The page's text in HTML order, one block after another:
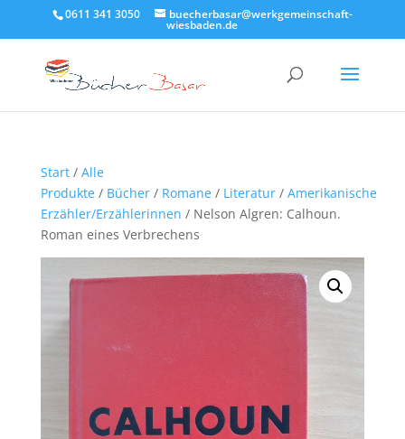
0611 341 3050 buecherbasar@werkgemeinschaft-
wiesbaden.de
Start/ Alle
Produkte/ Bücher/ Romane/ Literatur/ Amerikanische
Erzähler/Erzählerinnen / Nelson Algren: Calhoun.
Roman eines Verbrechens